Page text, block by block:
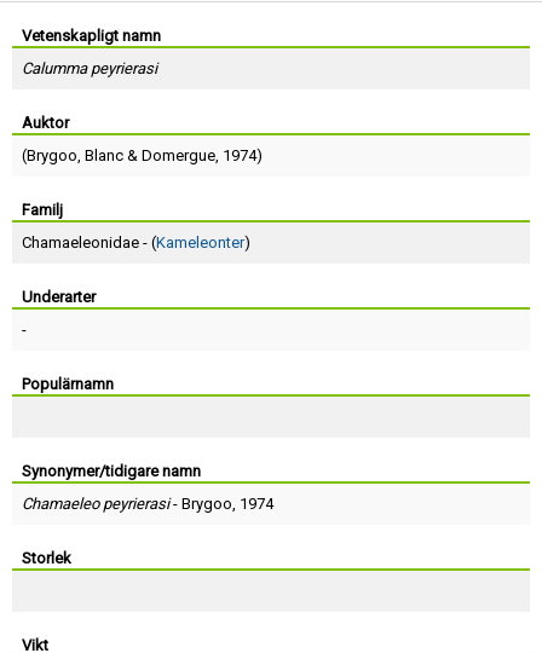
Vetenskapligt namn
Calumma peyrierasi
Auktor
(Brygoo, Blanc & Domergue, 1974)
Familj
Chamaeleonidae - (Kameleonter)
Underarter
-
Populärnamn
Synonymer/tidigare namn
Chamaeleo peyrierasi- Brygoo, 1974
Storlek
Vikt
Lösenord:
Terms of Service
Skapa konto